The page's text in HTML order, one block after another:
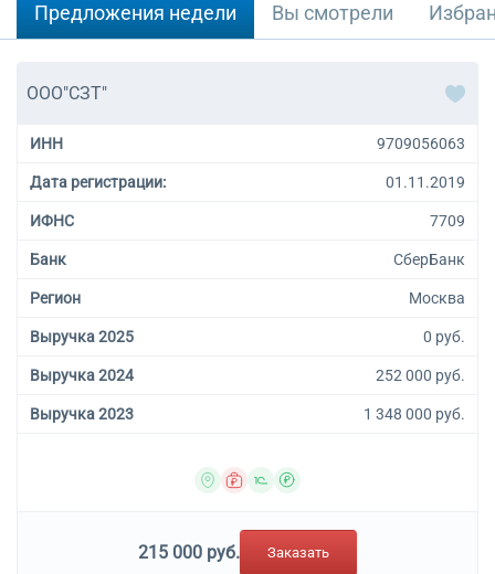
Предложения недели Вы смотрели
ООО"СЗТ"
ИНН 9709056063
Дата регистрации: 01.11.2019
ИФНС 7709
Банк СберБанк
Регион Москва
Выручка 2025 0 руб.
Выручка 2024 252 000 руб.
Выручка 2023 1 348 000 руб.
215 000 руб. Заказать